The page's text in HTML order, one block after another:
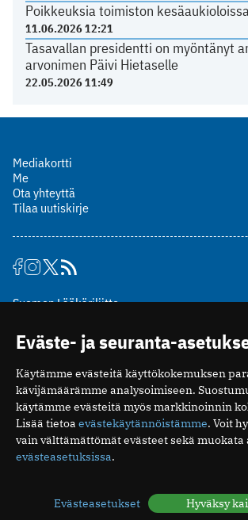
Poikkeuksia toimiston
11.06.2026 12:21
Tasavallan presidentti on myöntänyt
arvonimen Päivi Hietaselle
22.05.2026 11:49
Mediakortti
Me
Ota yhteyttä
Tilaa uutiskirje
Suomen Lääkäriliitto
00510 Helsinki
puh. (09) 393 091
toimitus@potilaanlaakarilehti.fi
ISSN 2323-9476
Eväste- ja seuranta-
Käytämme evästeitä käyttökokemuksen
kävijämäärämme analysoimiseen.
käytämme evästeitä myös markkinoinnin
Lisää tietoa evästekäytännöistämme. Voit
vain välttämättömät evästeet sekä muokata
evästeasetuksissa.
Evästeasetukset Hyväksy